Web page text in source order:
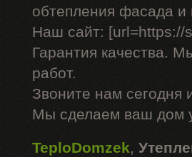
обтепления фасада и
Наш сайт: [url=https://
Гарантия качества.
работ.
Звоните нам сегодня
Мы сделаем ваш дом
TeploDomzek,